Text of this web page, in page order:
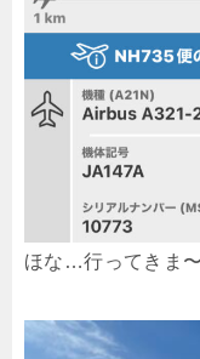
ほな…行ってきま〜